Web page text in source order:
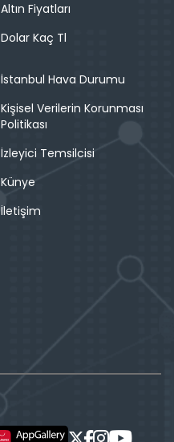
Altın Fiyatları
Dolar Kaç Tl
İstanbul Hava Durumu
Kişisel Verilerin Korunması
Politikası
İzleyici Temsilcisi
Künye
İletişim